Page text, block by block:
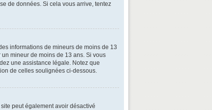
de données. Si cela vous arrive, tentez
informations de mineurs de moins de 13
mineur de moins de 13 ans. Si vous
une assistance légale. Notez que
de celles soulignées ci-dessous.
peut également avoir désactivé